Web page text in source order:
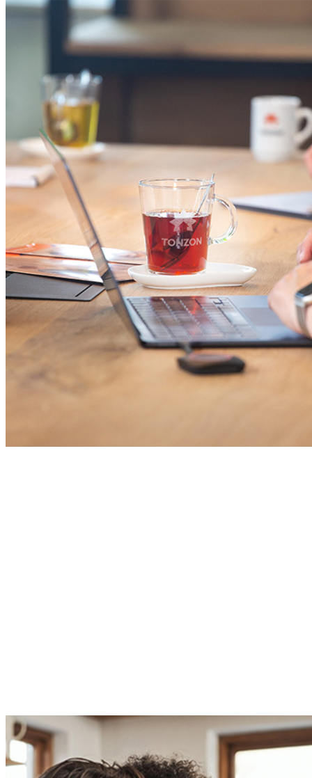
systeem of onze aanpak? Maak vrijblijvend gebruik van onze
helpdesk of kijk op de subsidiewijzer.
Bel de helpdesk
053 433 23 91